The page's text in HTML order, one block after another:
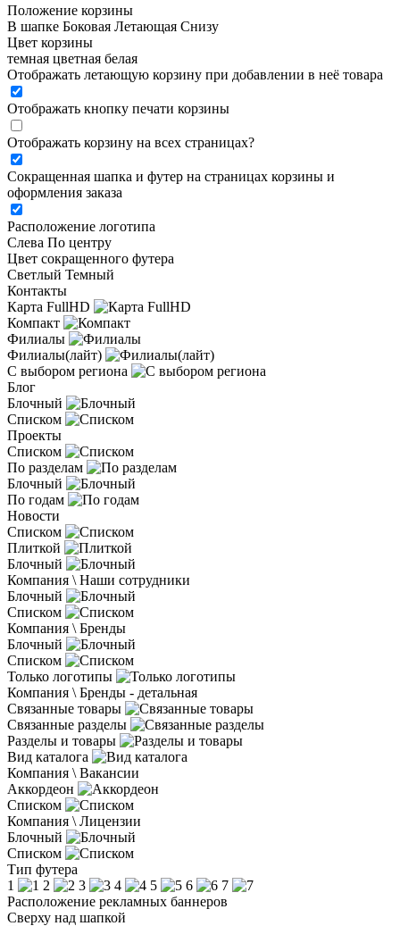
Положение корзины
В шапке Боковая Летающая Снизу
Цвет корзины
темная цветная белая
Отображать летающую корзину при добавлении в неё товара
Отображать кнопку печати корзины
Отображать корзину на всех страницах?
Сокращенная шапка и футер на страницах корзины и
оформления заказа
Расположение логотипа
Cлева По центру
Цвет сокращенного футера
Светлый Темный
Контакты
Карта FullHD
Компакт
Филиалы
Филиалы(лайт)
С выбором региона
Блог
Блочный
Списком
Проекты
Списком
По разделам
Блочный
По годам
Новости
Списком
Плиткой
Блочный
Компания \ Наши сотрудники
Блочный
Списком
Компания \ Бренды
Блочный
Списком
Только логотипы
Компания \ Бренды - детальная
Связанные товары
Связанные разделы
Разделы и товары
Вид каталога
Компания \ Вакансии
Аккордеон
Списком
Компания \ Лицензии
Блочный
Списком
Тип футера
1
2 3 4 5 6
7
Расположение рекламных баннеров
Сверху над шапкой